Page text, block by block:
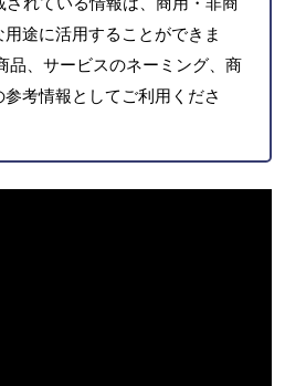
途に活用することができま
品、サービスのネーミング、商
考情報としてご利用くださ